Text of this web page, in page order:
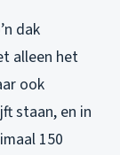
dak
alleen het
ook
staan, en in
150